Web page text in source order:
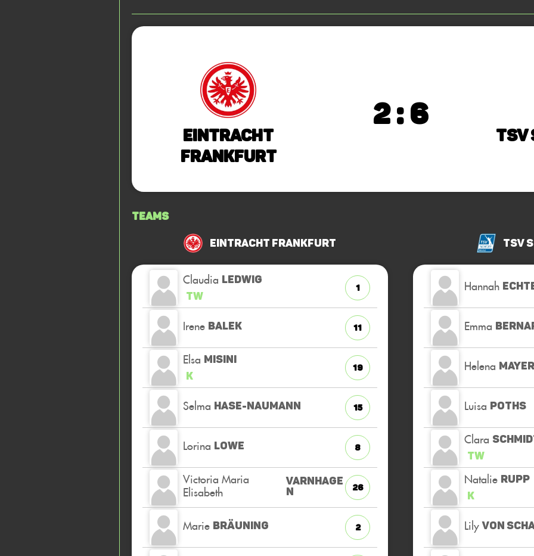
Eintracht
Frankfurt
2 : 6
TSV
Teams
Eintracht Frankfurt
Claudia LEDWIG
TW
1
Irene BALEK 11
Elsa MISINI
K
19
Selma HASE-NAUMANN 15
Lorina LOWE 8
Victoria Maria
Elisabeth
VARNHAGE
N
26
Marie BRÄUNING 2
TSV
Hannah
Emma
Helena MAYER
Luisa POTHS
Clara
TW
Natalie RUPP
K
Lily VON